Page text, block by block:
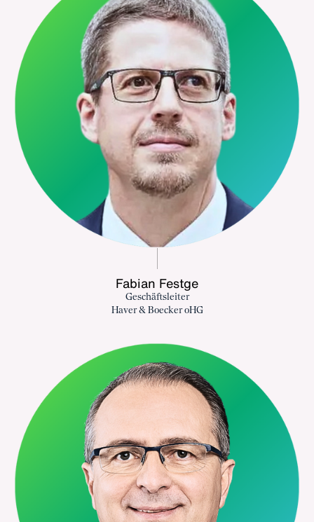
Fabian Festge
Geschäftsleiter
Haver & Boecker oHG